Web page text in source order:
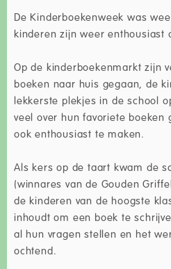
De Kinderboekenweek was
kinderen zijn weer enthousiast
Op de kinderboekenmarkt zijn
boeken naar huis gegaan, de
lekkerste plekjes in de school
veel over hun favoriete boeken
ook enthousiast te maken.
Als kers op de taart kwam de
(winnares van de Gouden
de kinderen van de hoogste
inhoudt om een boek te
al hun vragen stellen en het
ochtend.